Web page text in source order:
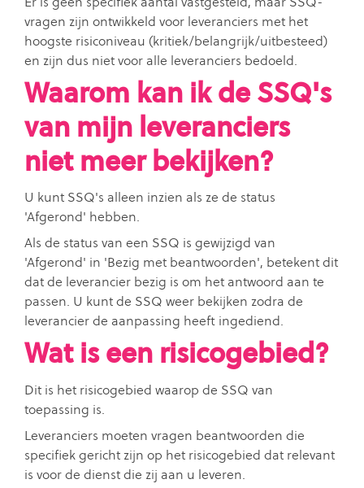
vragen zijn ontwikkeld voor leveranciers met het
hoogste risiconiveau (kritiek/belangrijk/uitbesteed)
en zijn dus niet voor alle leveranciers bedoeld.
Waarom kan ik de SSQ's
van mijn leveranciers
niet meer bekijken?
U kunt SSQ's alleen inzien als ze de status
'Afgerond' hebben.
Als de status van een SSQ is gewijzigd van
'Afgerond' in 'Bezig met beantwoorden', betekent dit
dat de leverancier bezig is om het antwoord aan te
passen. U kunt de SSQ weer bekijken zodra de
leverancier de aanpassing heeft ingediend.
Wat is een risicogebied?
Dit is het risicogebied waarop de SSQ van
toepassing is.
Leveranciers moeten vragen beantwoorden die
specifiek gericht zijn op het risicogebied dat relevant
is voor de dienst die zij aan u leveren.